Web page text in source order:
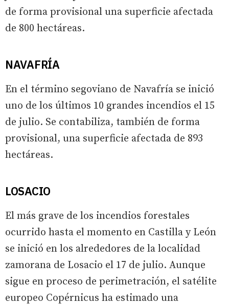
de forma provisional una superficie afectada
de 800 hectáreas.
NAVAFRÍA
En el término segoviano de Navafría se inició
uno de los últimos 10 grandes incendios el 15
de julio. Se contabiliza, también de forma
provisional, una superficie afectada de 893
hectáreas.
LOSACIO
El más grave de los incendios forestales
ocurrido hasta el momento en Castilla y León
se inició en los alrededores de la localidad
zamorana de Losacio el 17 de julio. Aunque
sigue en proceso de perimetración, el satélite
europeo Copérnicus ha estimado una